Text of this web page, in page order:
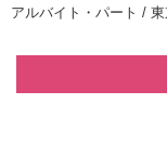
アルバイト・パート /